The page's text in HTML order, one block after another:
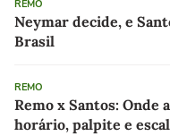
REMO
Neymar decide, e
Brasil
REMO
Remo x Santos: Onde
horário, palpite e